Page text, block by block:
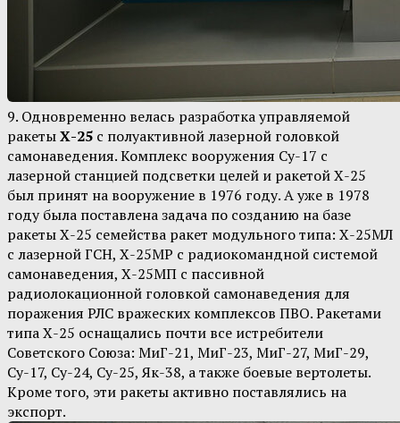
9. Одновременно велась разработка управляемой
ракетыХ-25 с полуактивной лазерной головкой
самонаведения. Комплекс вооружения Су-17 с
лазерной станцией подсветки целей и ракетой Х-25
был принят на вооружение в 1976 году. А уже в 1978
году была поставлена задача по созданию на базе
ракеты Х-25 семейства ракет модульного типа: Х-25МЛ
с лазерной ГСН, Х-25МР с радиокомандной системой
самонаведения, Х-25МП с пассивной
радиолокационной головкой самонаведения для
поражения РЛС вражеских комплексов ПВО. Ракетами
типа Х-25 оснащались почти все истребители
Советского Союза: МиГ-21, МиГ-23, МиГ-27, МиГ-29,
Су-17, Су-24, Су-25, Як-38, а также боевые вертолеты.
Кроме того, эти ракеты активно поставлялись на
экспорт.